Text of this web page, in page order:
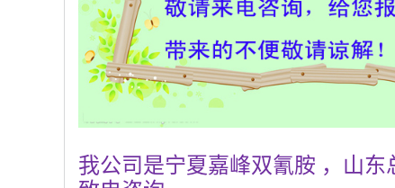
我公司是宁夏嘉峰双氰胺 ，山